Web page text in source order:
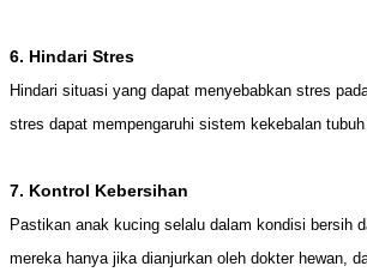
6. Hindari Stres
Hindari situasi yang dapat menyebabkan stres
stres dapat mempengaruhi sistem kekebalan tubuh
7. Kontrol Kebersihan
Pastikan anak kucing selalu dalam kondisi bersih
mereka hanya jika dianjurkan oleh dokter hewan,